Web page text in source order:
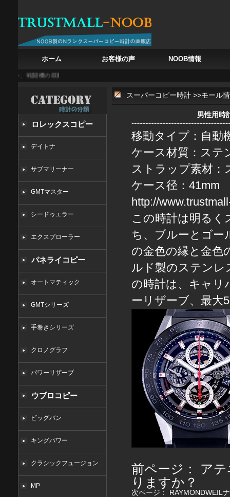
ホーム お客様の声 NOOB情報
戦闘機の鼓動を腕に
ロレックスコピー
デイトナ
サブマリーナー
GMTマスター
シードゥエラー
エクスプローラー
パネライコピー
オートマティック
GMTシリーズ
手巻きシリーズ
クロノグラフ
パワーリザーブ
ウブロコピー
ビッグバン
キングパワー
クラシックフュージョン
MP
スーパーコピー時計 >>モール
男性用時
移動タイプ：自動
ケース材質：ステ
ストラップ素材：
ケース径：41mm
http://
この時計は明る
ち、ブルーとゴー
の金色の縁と金色
ルド製のステンレ
の時計は、キャリ
ーリザーブ、最大
前ページ： ア
りますか？
次ページ： RAYMONDWEIL